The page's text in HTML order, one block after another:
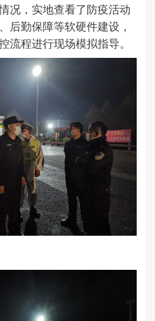
况，实地查看了防疫活动
后勤保障等软硬件建设，
流程进行现场模拟指导。